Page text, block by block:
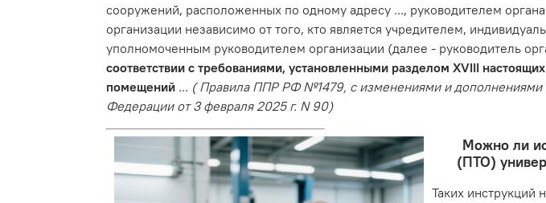
сооружений, расположенных по одному адресу ..., руководителем
организации независимо от того, кто является учредителем,
уполномоченным руководителем организации (далее - руководитель
соответствии с требованиями, установленными разделом XVIII
помещений ... ( Правила ППР РФ №1479, с изменениями и дополнениями
Федерации от 3 февраля 2025 г. N 90)
Можно ли
(ПТО)
Таких инструкций